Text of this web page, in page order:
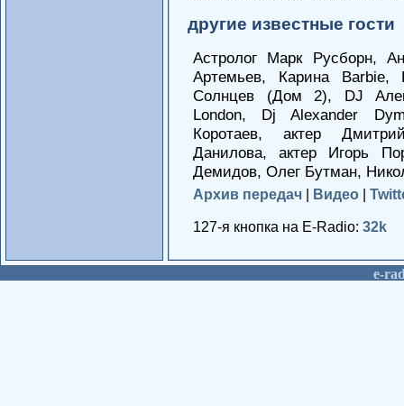
другие известные гости
Астролог Марк Русборн,
Артемьев, Карина Barbie,
Солнцев (Дом 2), DJ
London, Dj Alexander
Коротаев, актер
Данилова, актер Игорь
Демидов, Олег Бутман,
Архив передач Видео
127-я кнопка на E-Radio: 32k
е-